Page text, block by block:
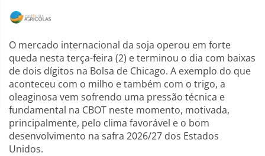
O mercado internacional da soja operou em forte
queda nesta terça-feira (2) e terminou o dia com baixas
de dois dígitos na Bolsa de Chicago. A exemplo do que
aconteceu com o milho e também com o trigo, a
oleaginosa vem sofrendo uma pressão técnica e
fundamental na CBOT neste momento, motivada,
principalmente, pelo clima favorável e o bom
desenvolvimento na safra 2026/27 dos Estados
Unidos.